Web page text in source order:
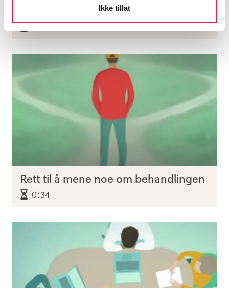
Ikke tillat
pasientjournalen din
1:33
Rett til å mene noe om behandlingen
0:34